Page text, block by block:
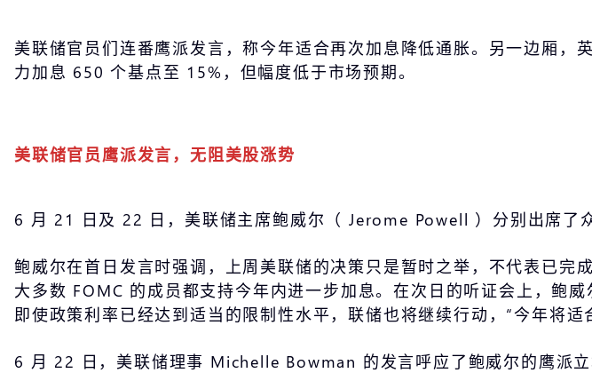
美联储官员们连番鹰派发言，称今年适合再次加息降低通胀。另一边厢
力加息 650 个基点至 15%，但幅度低于市场预期。
美联储官员鹰派发言，无阻美股涨势
6 月 21 日及 22 日，美联储主席鲍威尔（ Jerome Powell ）分别出席了
鲍威尔在首日发言时强调，上周美联储的决策只是暂时之举，不代表已
大多数 FOMC 的成员都支持今年内进一步加息。在次日的听证会上，鲍
即使政策利率已经达到适当的限制性水平，联储也将继续行动，“今年将适
6 月 22 日，美联储理事 Michelle Bowman 的发言呼应了鲍威尔的鹰派